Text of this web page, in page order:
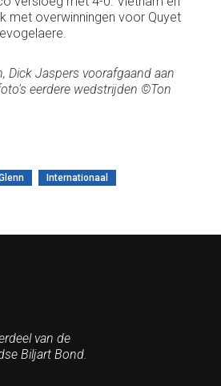
met overwinningen voor Quyet
Dick Jaspers voorafgaand aan
eerdere wedstrijden ©Ton
Internationaal
van de
Biljart Bond.